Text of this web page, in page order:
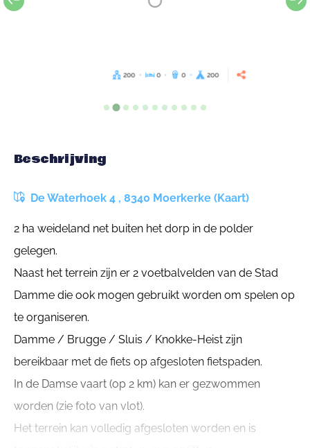
200 0 0 200
Beschrijving
De Waterhoek 4 , 8340 Moerkerke (Kaart)
2 ha weideland net buiten het dorp in de polder
gelegen.
Naast het terrein zijn er 2 voetbalvelden van de Stad
Damme die ook mogen gebruikt worden om spelen op
te organiseren.
Damme / Brugge / Sluis / Knokke-Heist zijn
bereikbaar met de fiets op afgesloten fietspaden.
In de Damse vaart (op 2 km) kan er gezwommen
worden (zie foto van vlot).
Het terrein kan volledig afgesloten worden en is